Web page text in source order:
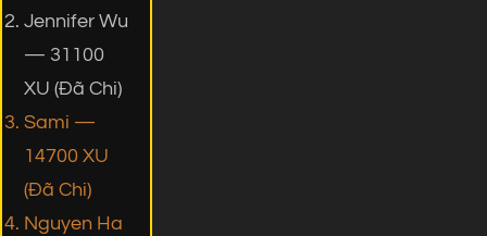
Jennifer Wu
— 31100
XU (Đã Chi)
Sami —
14700 XU
(Đã Chi)
Nguyen Ha